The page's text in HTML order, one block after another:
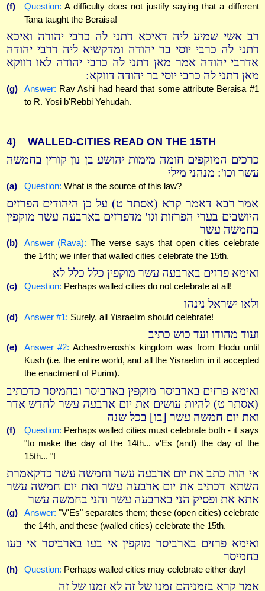
(f) Question: A difficulty does not justify saying that a different
Tana taught the Beraisa!
רב אשי שמיע ליה דאיכא דתני לה כרבי יהודה ואיכא
דתני לה כרבי יוסי בר יהודה ומדקשיא ליה דרבי יהודה
אדרבי יהודה אמר מאן דתני לה כרבי יהודה לאו דווקא
מאן דתני לה כרבי יוסי בר יהודה דווקא:
(g) Answer: Rav Ashi had heard that some attribute Beraisa #1
to R. Yosi b'Rebbi Yehudah.
4) WALLED-CITIES READ ON THE 15TH
כרכים המוקפים חומה מימות יהושע בן נון קורין בחמשה
עשר וכו': מנהני מילי
(a) Question: What is the source of this law?
אמר רבא דאמר קרא (אסתר ט) על כן היהודים הפרזים
היושבים בערי הפרזות וגו' מדפרזים בארבעה עשר מוקפין
בחמשה עשר
(b) Answer (Rava): The verse says that open cities celebrate
the 14th; we infer that walled cities celebrate the 15th.
ואימא פרזים בארבעה עשר מוקפין כלל כלל לא
(c) Question: Perhaps walled cities do not celebrate at all!
ולאו ישראל נינהו
(d) Answer #1: Surely, all Yisraelim should celebrate!
ועוד מהודו ועד כוש כתיב
(e) Answer #2: Achashverosh's kingdom was from Hodu until
Kush (i.e. the entire world, and all the Yisraelim in it accepted
the enactment of Purim).
ואימא פרזים בארביסר מוקפין בארביסר ובחמיסר כדכתיב
(אסתר ט) להיות עושים את יום ארבעה עשר לחדש אדר
ואת יום חמשה עשר [בו] בכל שנה
(f) Question: Perhaps walled cities must celebrate both - it says
"to make the day of the 14th... v'Es (and) the day of the
15th... "!
אי הוה כתב את יום ארבעה עשר וחמשה עשר כדקאמרת
השתא דכתיב את יום ארבעה עשר ואת יום חמשה עשר
אתא את ופסיק הני בארבעה עשר והני בחמשה עשר
(g) Answer: "V'Es" separates them; these (open cities) celebrate
the 14th, and these (walled cities) celebrate the 15th.
ואימא פרזים בארביסר מוקפין אי בעו בארביסר אי בעו
בחמיסר
(h) Question: Perhaps walled cities may celebrate either day!
אמר קרא בזמניהם זמנו של זה לא זמנו של זה